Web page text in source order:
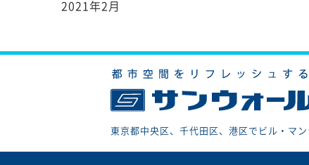
2021年2月
東京都中央区、千代田区、港区でビル・マ